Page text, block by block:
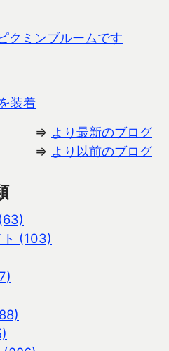
クミンブルームです
装着
⇒ より最新のブログ
⇒ より以前のブログ
(103)